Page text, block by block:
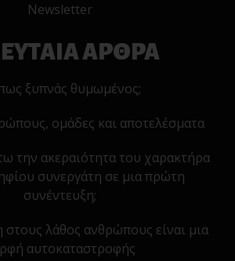
Newsletter
ΑΡΘΡΑ
ξυπνάς θυμωμένος;
ομάδες και αποτελέσματα
την ακεραιότητα του χαρακτήρα
συνεργάτη σε μια πρώτη
συνέντευξη;
λάθος ανθρώπους είναι μια
αυτοκαταστροφής